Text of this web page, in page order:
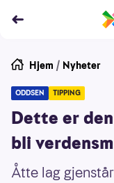
Hjem / Nyheter
ODDSEN TIPPING
Dette er
bli
Åtte lag